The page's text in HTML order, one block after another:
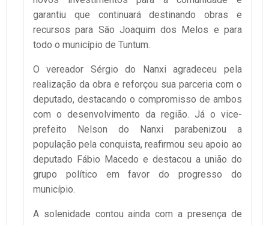
garantiu que continuará destinando obras e
recursos para São Joaquim dos Melos e para
todo o município de Tuntum.
O vereador Sérgio do Nanxi agradeceu pela
realização da obra e reforçou sua parceria com o
deputado, destacando o compromisso de ambos
com o desenvolvimento da região. Já o vice-
prefeito Nelson do Nanxi parabenizou a
população pela conquista, reafirmou seu apoio ao
deputado Fábio Macedo e destacou a união do
grupo político em favor do progresso do
município.
A solenidade contou ainda com a presença de